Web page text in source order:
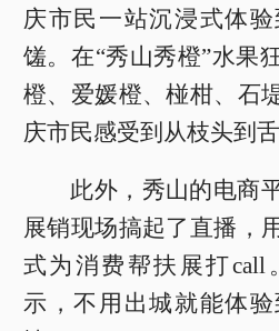
庆市民一站沉浸式体
馐。在“秀山秀橙”水果
橙、爱媛橙、椪柑、石
庆市民感受到从枝头到舌
此外，秀山的电商平
展销现场搞起了直播，
式为消费帮扶展打call
示，不用出城就能体